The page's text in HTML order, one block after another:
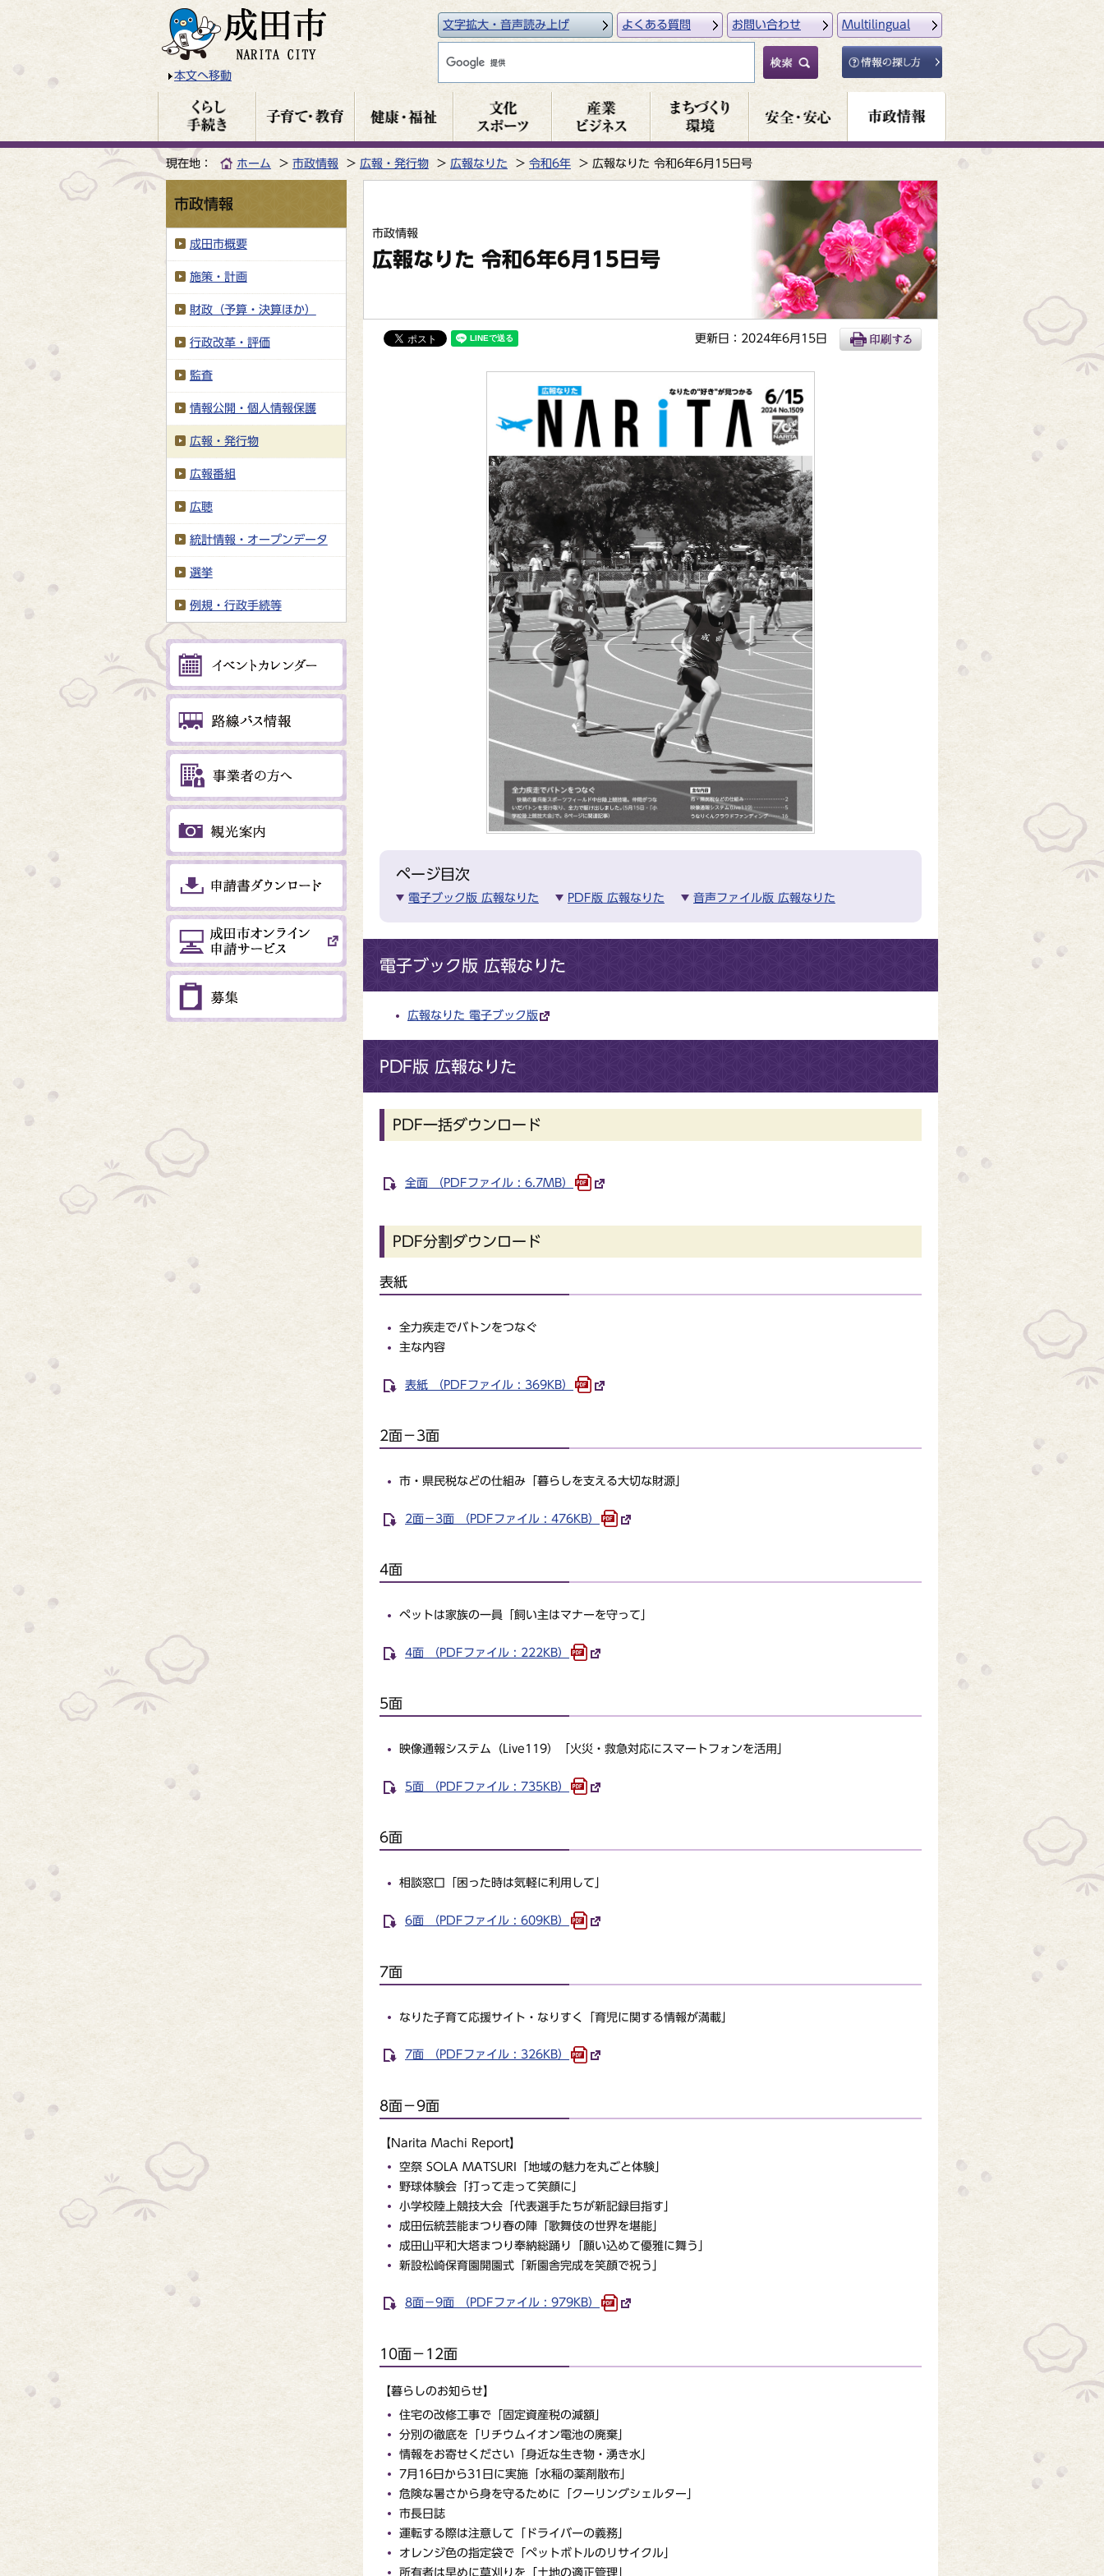
本文へ移動
文字拡大・音声読み上げ よくある質問 お問い合わせ Multilingual
現在地： ホーム 市政情報 広報・発行物 広報なりた 令和6年 広報なりた 令和6年6月15日号
市政情報
広報なりた 令和6年6月15日号
更新日：2024年6月15日
ページ目次
電子ブック版 広報なりた PDF版 広報なりた 音声ファイル版 広報なりた
電子ブック版 広報なりた
広報なりた 電子ブック版
PDF版 広報なりた
PDF一括ダウンロード
全面 （PDFファイル : 6.7MB）
PDF分割ダウンロード
表紙
全力疾走でバトンをつなぐ
主な内容
表紙 （PDFファイル : 369KB）
2面－3面
市・県民税などの仕組み「暮らしを支える大切な財源」
2面－3面 （PDFファイル : 476KB）
4面
ペットは家族の一員「飼い主はマナーを守って」
4面 （PDFファイル : 222KB）
5面
映像通報システム（Live119）「火災・救急対応にスマートフォンを活用」
5面 （PDFファイル : 735KB）
6面
相談窓口「困った時は気軽に利用して」
6面 （PDFファイル : 609KB）
7面
なりた子育て応援サイト・なりすく「育児に関する情報が満載」
7面 （PDFファイル : 326KB）
8面－9面
【Narita Machi Report】
空祭 SOLA MATSURI「地域の魅力を丸ごと体験」
野球体験会「打って走って笑顔に」
小学校陸上競技大会「代表選手たちが新記録目指す」
成田伝統芸能まつり春の陣「歌舞伎の世界を堪能」
成田山平和大塔まつり奉納総踊り「願い込めて優雅に舞う」
新設松崎保育園開園式「新園舎完成を笑顔で祝う」
8面－9面 （PDFファイル : 979KB）
10面－12面
【暮らしのお知らせ】
住宅の改修工事で「固定資産税の減額」
分別の徹底を「リチウムイオン電池の廃棄」
情報をお寄せください「身近な生き物・湧き水」
7月16日から31日に実施「水稲の薬剤散布」
危険な暑さから身を守るために「クーリングシェルター」
市長日誌
運転する際は注意して「ドライバーの義務」
オレンジ色の指定袋で「ペットボトルのリサイクル」
所有者は早めに草刈りを「土地の適正管理」
市政情報
成田市概要
施策・計画
財政（予算・決算ほか）
行政改革・評価
監査
情報公開・個人情報保護
広報・発行物
広報番組
広聴
統計情報・オープンデータ
選挙
例規・行政手続等